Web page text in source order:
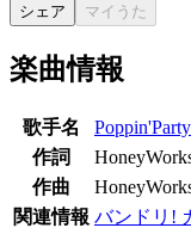
シェア マイうた
楽曲情報
歌手名
Poppin'Party
作詞
作曲
関連情報 バンドリ!